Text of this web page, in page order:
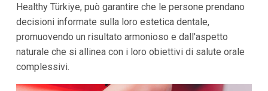
Healthy Türkiye, può garantire che le persone prendano
decisioni informate sulla loro estetica dentale,
promuovendo un risultato armonioso e dall'aspetto
naturale che si allinea con i loro obiettivi di salute orale
complessivi.